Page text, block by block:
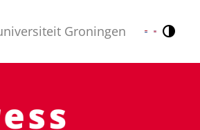
Groningen Nederlands
English